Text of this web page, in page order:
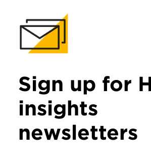
Sign up for
insights
newsletters